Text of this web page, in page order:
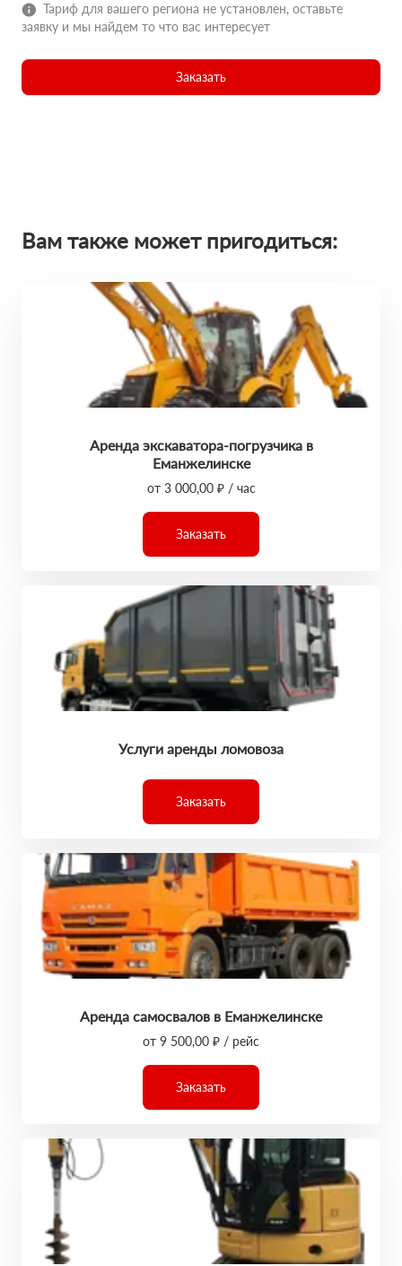
Тариф для вашего региона не установлен, оставьте
заявку и мы найдем то что вас интересует
Заказать
Вам также может пригодиться:
Аренда экскаватора-погрузчика в
Еманжелинске
от 3 000,00 ₽ / час
Заказать
Услуги аренды ломовоза
Заказать
Аренда самосвалов в Еманжелинске
от 9 500,00 ₽ / рейс
Заказать